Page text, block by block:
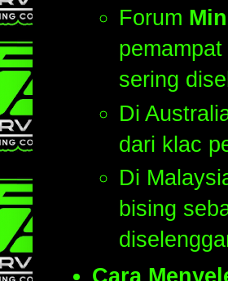
Forum
sering
Di
dari klac
Di
bising
Cara